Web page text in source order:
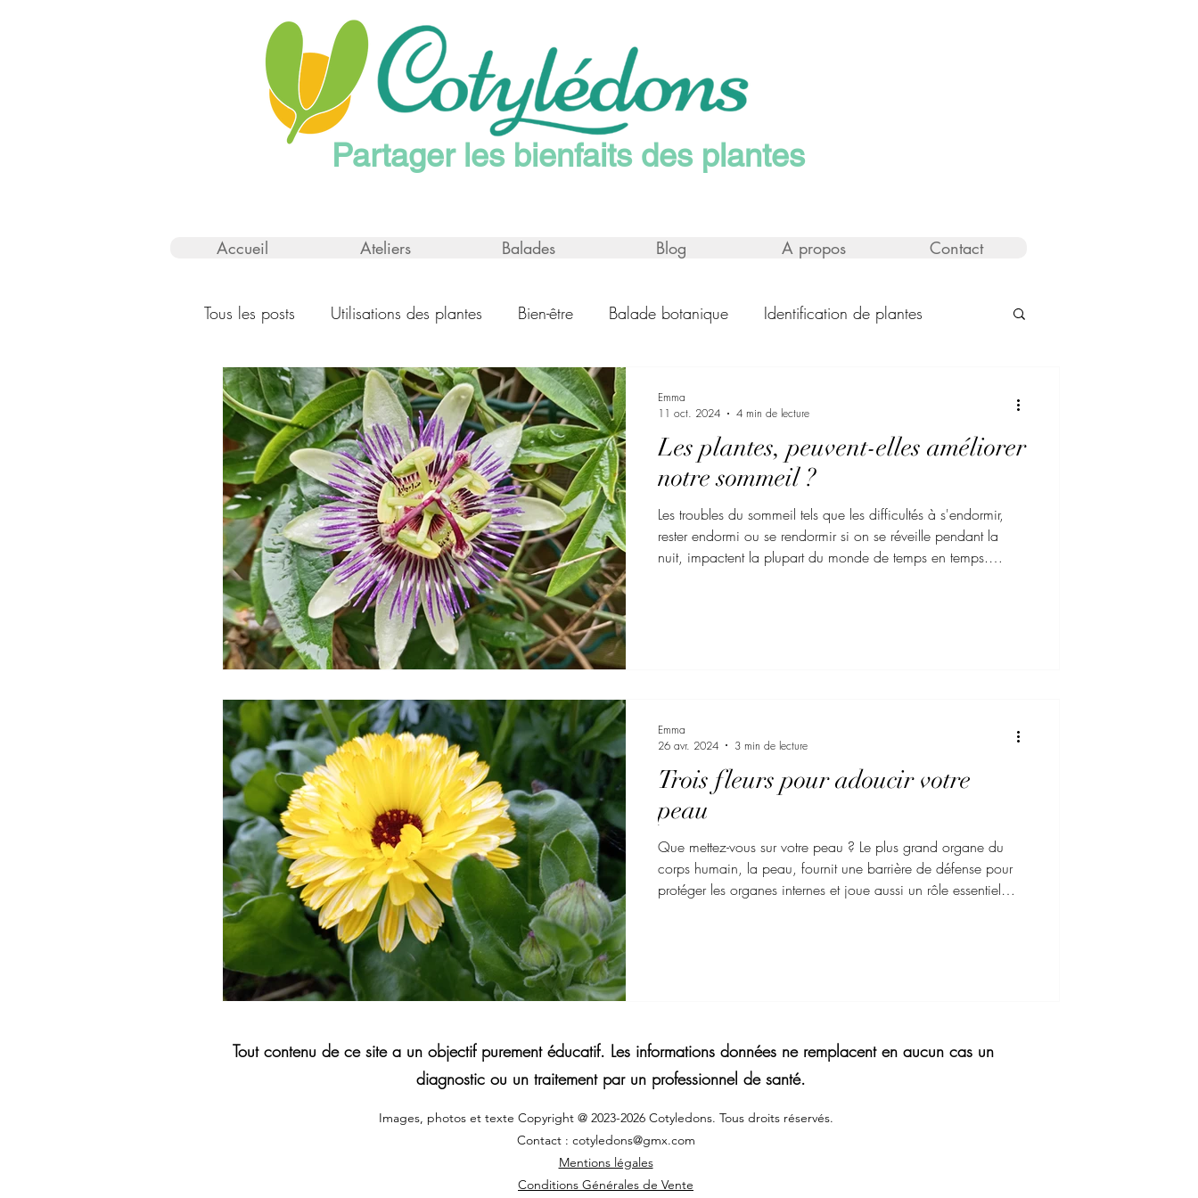
Partager les bienfaits des plantes
Accueil Ateliers Balades Blog A propos Contact
Tous les posts Utilisations des plantes Bien-être Balade botanique Identification de plantes
Les plantes, peuvent-elles améliorer
notre sommeil ?
Les troubles du sommeil tels que les difficultés à s'endormir,
rester endormi ou se rendormir si on se réveille pendant la
nuit, impactent la plupart du monde de temps en temps.
Emma
11 oct. 2024
4 min de lecture
Trois fleurs pour adoucir votre
peau
Que mettez-vous sur votre peau ? Le plus grand organe du
corps humain, la peau, fournit une barrière de défense pour
protéger les organes internes et joue aussi un rôle essentiel
Emma
26 avr. 2024
3 min de lecture
Tout contenu de ce site a un objectif purement éducatif. Les informations données ne remplacent en aucun cas un
diagnostic ou un traitement par un professionnel de santé.
Images, photos et texte Copyright @ 2023-2026 Cotyledons. Tous droits réservés.
Contact : cotyledons@gmx.com
Mentions légales
Conditions Générales de Vente